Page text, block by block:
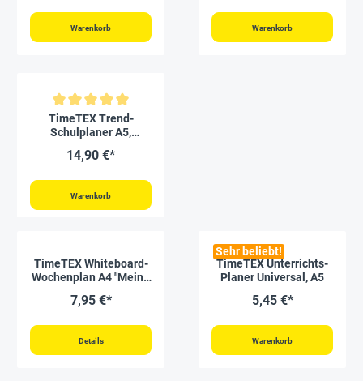
Warenkorb Warenkorb
Durchschnittliche Bewertung von 5 von 5 Sternen
TimeTEX Trend-
Schulplaner A5,
14,90 €*
Warenkorb
TimeTEX Whiteboard-
Wochenplan A4 "Meine
tlg.
7,95 €*
Details
Sehr beliebt!
TimeTEX Unterrichts-
Planer Universal, A5
5,45 €*
Warenkorb